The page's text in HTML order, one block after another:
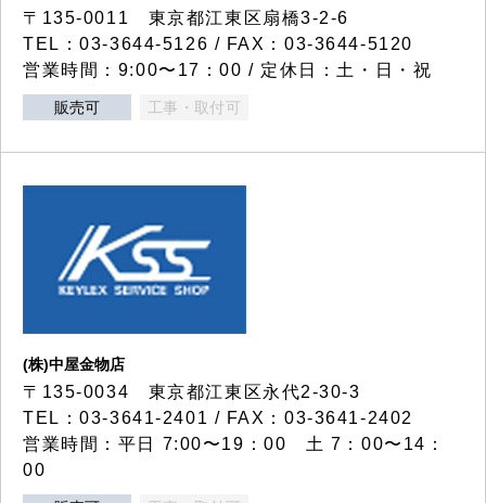
〒135-0011 東京都江東区扇橋3-2-6
TEL：03-3644-5126 / FAX：03-3644-5120
営業時間：9:00〜17：00 / 定休日：土・日・祝
販売可 工事・取付可
(株)中屋金物店
〒135-0034 東京都江東区永代2-30-3
TEL：03-3641-2401 / FAX：03-3641-2402
営業時間：平日 7:00〜19：00 土 7：00〜14：
00